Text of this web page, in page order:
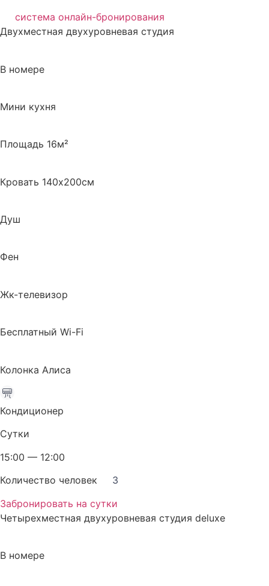
система онлайн-бронирования
Двухместная двухуровневая студия
В номере
Мини кухня
Площадь 16м²
Кровать 140х200см
Душ
Фен
Жк-телевизор
Бесплатный Wi-Fi
Колонка Алиса
Кондиционер
Сутки
15:00 — 12:00
Количество человек 3
Забронировать на сутки
Четырехместная двухуровневая студия deluxe
В номере